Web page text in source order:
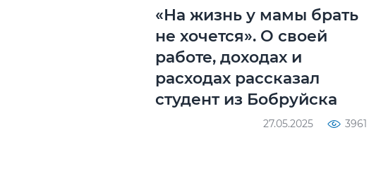
«На жизнь у мамы брать
не хочется». О своей
работе, доходах и
расходах рассказал
студент из Бобруйска
27.05.2025 3961